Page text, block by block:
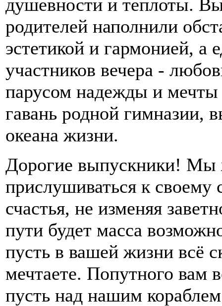
душевности и теплоты.
родителей наполнили
эстетикой и гармонией, а
участников вечера -
парусом надежды и
гавань родной гимназии,
океана жизни.
Дорогие выпускники! Мы
прислушиваться к своему
счастья, не изменяя
пути будет масса
пусть в вашей жизни всё
мечтаете. Попутного вам
пусть над нашим